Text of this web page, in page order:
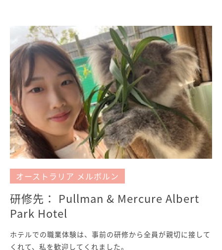
研修先： Pullman & Mercure Albert
Park Hotel
オーストラリア メルボルン
ホテルでの職業体験は、事前の研修から全員が親切に接して
くれて、私を歓迎してくれました。